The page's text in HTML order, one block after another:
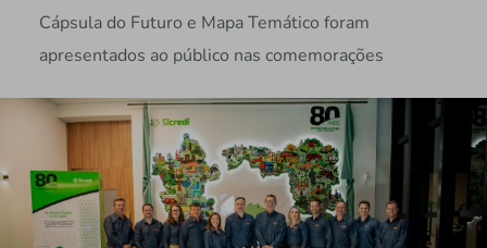
Cápsula do Futuro e Mapa Temático foram
apresentados ao público nas comemorações